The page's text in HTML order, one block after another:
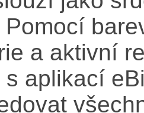
Pomocí
a aktivní
aplikací